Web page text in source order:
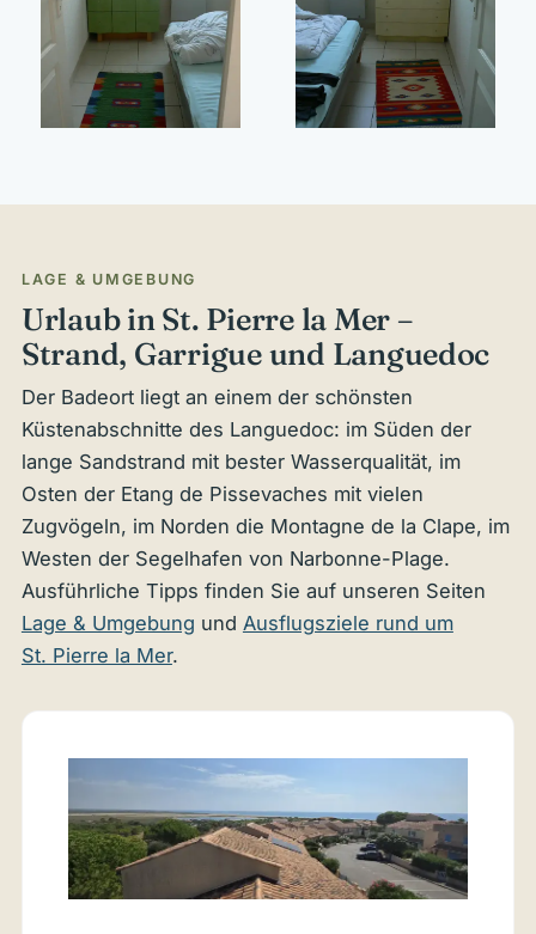
LAGE & UMGEBUNG
Urlaub in St. Pierre la Mer –
Strand, Garrigue und Languedoc
Der Badeort liegt an einem der schönsten
Küstenabschnitte des Languedoc: im Süden der
lange Sandstrand mit bester Wasserqualität, im
Osten der Etang de Pissevaches mit vielen
Zugvögeln, im Norden die Montagne de la Clape, im
Westen der Segelhafen von Narbonne-Plage.
Ausführliche Tipps finden Sie auf unseren Seiten
Lage & Umgebung und Ausflugsziele rund um
St. Pierre la Mer.